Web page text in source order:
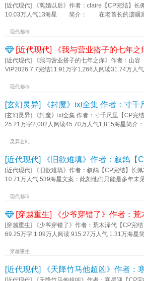
子， 拒绝不了对被扫地出门的他说的那句“这就
这一切的、消失了近十年的、他的初恋。 为了把
禁止越界的清单： 只能睡客房 不能有亲密
气： 我们不是结婚了吗？ 为什么他不跟我睡
亲？ 为什么他从来不会为我吃醋？ ……
下一本：CP2123673 傲慢嘴硬的娱乐公司高管X
[近代现代] 《离婚以后》作者：claire【CP完结】长
10.03万人气13海星 简介： 在老首长的遗嘱
年上，HE 标签：破镜重圆剧情HE《离婚以后》
现代都市
[近代现代] 《我与营业搭子的七年之痒》作者
[近代现代] 《我与营业搭子的七年之痒》作者：山容
VIP2026.7.7完结11.91万字1,266人阅读31.74
想到搭子竟然偷偷摸摸想离婚。 危！搭子你能
时间线，某博同人文接龙24小时，视频网站上的
我！啊？！回答我！ 为了我们的事业，给我好
意： 1.我流娱乐圈，我流背景，无原型，不要
人称男团文字《我与营业搭子的七年之痒》作者：山
现代都市
[玄幻灵异] 《封魔》txt全集 作者：寸千
[玄幻灵异] 《封魔》txt全集 作者：寸千尺里【CP完
25.21万字2,002人阅读45.70万人气1,815海星简
欢宗弟子，还得按时完成双修任务。 而曾经的好
不能再熟悉的人，一次次突破他的底线。 望着昔
气，温亦安痛心疾首：“你、你……” 谢长明神情乖
上墙壁：“你答应过师尊要照顾好我。” …… 为
一笑：“此等封印，我很受用。” 【阅读指南】
暗恋年下美强惨病弱受HE修罗场修仙仙侠《封魔》
灵异玄幻
[近代现代] 《旧欲难填》作者：叙鸽【
[近代现代] 《旧欲难填》作者：叙鸽【CP完结】长
10.71万人气 539海星文案：此刻他们只能是多年未
消失得洒脱。不告而别，是他为少年的心动亲手画
内心的无措战胜了重逢的喜悦。要问颜司序怎么看待
他会犹豫几秒说:“朋友之上，恋人嘛，差一点。”十
爱意早已无法诉之于口。标签：久别重逢 强强 HE 酸
现代都市
[穿越重生] 《少爷穿错了》作者：荒
[穿越重生] 《少爷穿错了》作者：荒木泽代【CP完
69.25万字 1.09万人阅读 915.27万人气 1.31万海
怪“话本”里的反派一员，无足轻重的小角色。 即
着他、托着他。叫他平步青云，走的每条路都是
独独要我重活一遍又一遍？ 小少爷：就为了再一
穿越重生